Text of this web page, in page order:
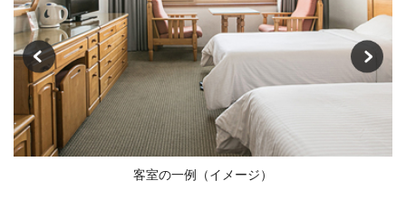
客室の一例（イメージ）